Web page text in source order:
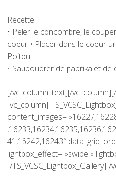
Recette :
• Peler le concombre, le
coeur • Placer dans le coeur
Poitou
• Saupoudrer de paprika et de
[/vc_column_text][/
content_images=
41,16242,16243″
lightbox_effect= »swipe »
[/